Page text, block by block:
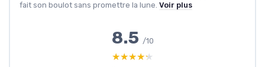
fait son boulot sans promettre la lune. Voir plus
8.5 /10
★★★★★
★★★★★